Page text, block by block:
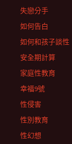
失戀分手
如何告白
如何和孩子談性
安全期計算
家庭性教育
幸福9號
性侵害
性別教育
性幻想